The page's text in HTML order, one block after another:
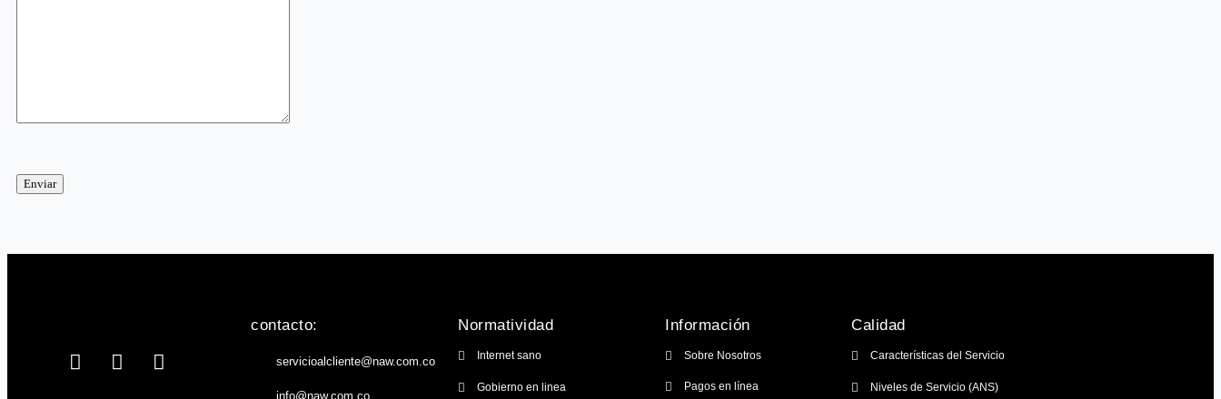
contacto:
servicioalcliente@naw.com.co
info@naw.com.co
Normatividad
Internet sano
Gobierno en linea
Información
Sobre Nosotros
Pagos en línea
Calidad
Características del Servicio
Niveles de Servicio (ANS)